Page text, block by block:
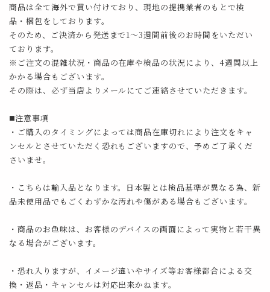
商品は全て海外で買い付けており、現地の提携業者のもとで検
品・梱包をしております。
そのため、ご決済から発送まで1～3週間前後のお時間をいただい
ております。
※ご注文の混雑状況・商品の在庫や検品の状況により、4週間以上
かかる場合もございます。
その際は、必ず当店よりメールにてご連絡させていただきます。
◼️注意事項
・ご購入のタイミングによっては商品在庫切れにより注文をキャ
ンセルとさせていただく恐れもございますので、予めご了承くだ
さいませ。
・こちらは輸入品となります。日本製とは検品基準が異なる為、新
品未使用品でもごくわずかな汚れや傷がある場合もございます。
・商品のお色味は、お客様のデバイスの画面によって実物と若干異
なる場合がございます。
・恐れ入りますが、イメージ違いやサイズ等お客様都合による交
換・返品・キャンセルは対応出来かねます。